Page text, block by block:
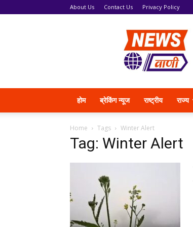
About Us Contact Us Privacy Policy
News
Vani
होम ब्रेकिंग न्यूज राष्ट्रीय राज्य
Home Tags Winter Alert
Tag: Winter Alert